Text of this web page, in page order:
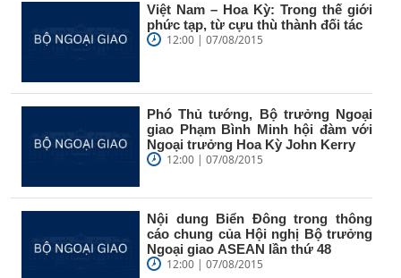
Việt Nam – Hoa Kỳ: Trong thế giới
phức tạp, từ cựu thù thành đối tác
12:00 | 07/08/2015
Phó Thủ tướng, Bộ trưởng Ngoại
giao Phạm Bình Minh hội đàm với
Ngoại trưởng Hoa Kỳ John Kerry
12:00 | 07/08/2015
Nội dung Biển Đông trong thông
cáo chung của Hội nghị Bộ trưởng
Ngoại giao ASEAN lần thứ 48
12:00 | 07/08/2015